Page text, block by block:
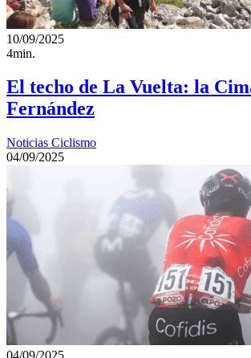
10/09/2025
4min.
El techo de La Vuelta: la
Fernández
Noticias Ciclismo
04/09/2025